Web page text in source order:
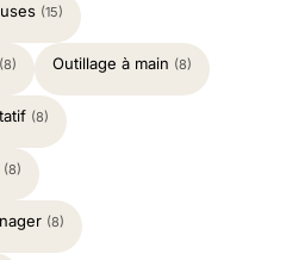
(15)
(8) Outillage à main (8)
(8)
(8)
(8)